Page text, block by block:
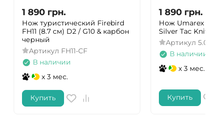
1 890 грн.
Нож туристический Firebird
FH11 (8.7 см) D2 / G10 & карбон
черный
Артикул FH11-CF
В наличии
x 3 мес.
Купить
1 890 грн.
Нож Umarex
Silver Tac Knife
Артикул 5.0717
В наличии
x 3 мес.
Купить